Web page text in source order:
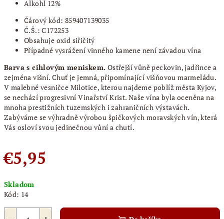
Alkohl 12%
Čárový kód: 859407139035
Č.Š.: C172253
Obsahuje oxid siřičitý
Případné vysrážení vinného kamene není závadou vína
Barva s cihlovým meniskem. Ostřejší vůně peckovin, jadřince a
zejména višní. Chuť je jemná, připomínající višňovou marmeládu.
V malebné vesničce Milotice, kterou najdeme poblíž města Kyjov,
se nechází progresivní Vinařství Krist. Naše vína byla oceněna na
mnoha prestižních tuzemských i zahraničních výstavách.
Zabýváme se výhradně výrobou špičkových moravských vín, která
Vás osloví svou jedinečnou vůní a chutí.
€5,95
cena:
Skladom
Kód: 14